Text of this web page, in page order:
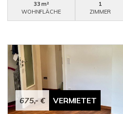
33 m²
WOHNFLÄCHE
1
ZIMMER
675,- € VERMIETET